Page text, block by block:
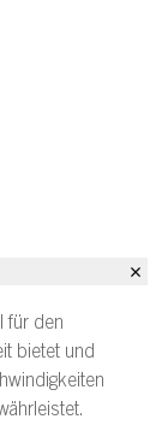
für den
bietet und